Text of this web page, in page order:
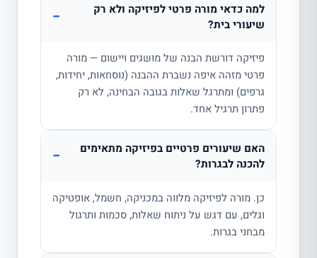
למה כדאי מורה פרטי לפיזיקה ולא רק
שיעורי בית?
−
פיזיקה דורשת הבנה של מושגים ויישום — מורה
פרטי מזהה איפה נשברת ההבנה (נוסחאות, יחידות,
גרפים) ומתרגל שאלות בגובה הבחינה, לא רק
פתרון תרגיל אחד.
האם שיעורים פרטיים בפיזיקה מתאימים
להכנה לבגרות?
−
כן. מורה לפיזיקה מלווה במכניקה, חשמל, אופטיקה
וגלים, עם דגש על ניתוח שאלות, סכמות ותרגול
מבחני בגרות.